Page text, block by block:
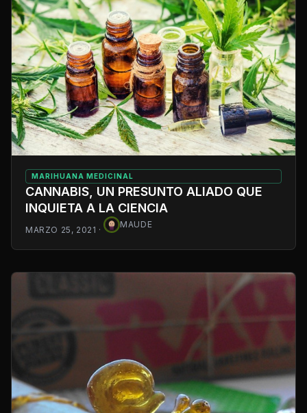
MARIHUANA MEDICINAL
CANNABIS, UN PRESUNTO ALIADO QUE
INQUIETA A LA CIENCIA
MARZO 25, 2021 ·
MAUDE